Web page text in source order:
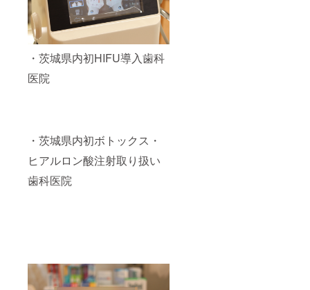
・茨城県内初HIFU導入歯科
医院
・茨城県内初ボトックス・
ヒアルロン酸注射取り扱い
歯科医院